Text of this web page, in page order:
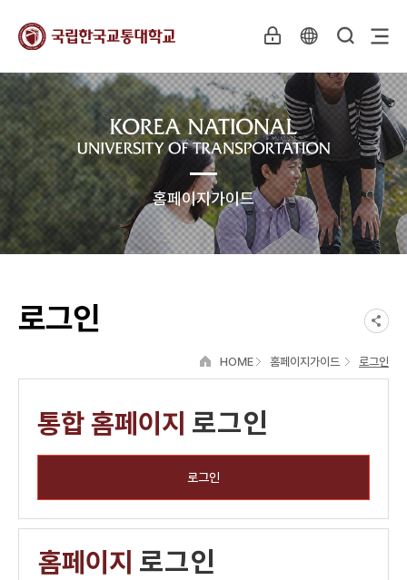
홈페이지가이드
로그인
HOME 홈페이지가이드 로그인
통합 홈페이지 로그인
로그인
홈페이지 로그인